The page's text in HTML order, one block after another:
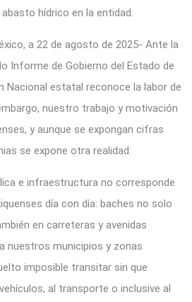
hídrico en la entidad.
a 22 de agosto de 2025- Ante la
Informe de Gobierno del Estado de
Nacional estatal reconoce la labor de
nuestro trabajo y motivación
y aunque se expongan cifras
se expone otra realidad:
e infraestructura no corresponde
día con día: baches no solo
en carreteras y avenidas
nuestros municipios y zonas
imposible transitar sin que
al transporte o inclusive al